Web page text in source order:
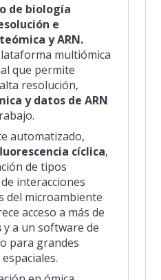
de biología
e
y ARN.
multiómica
que permite
resolución,
y datos de ARN
automatizado,
cíclica,
de tipos
interacciones
del microambiente
acceso a más de
y a un software de
para grandes